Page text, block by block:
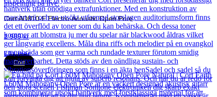
Cort AD810-E Electro-Acoustic Open Pore
2 989kr
Läs mer
Cort